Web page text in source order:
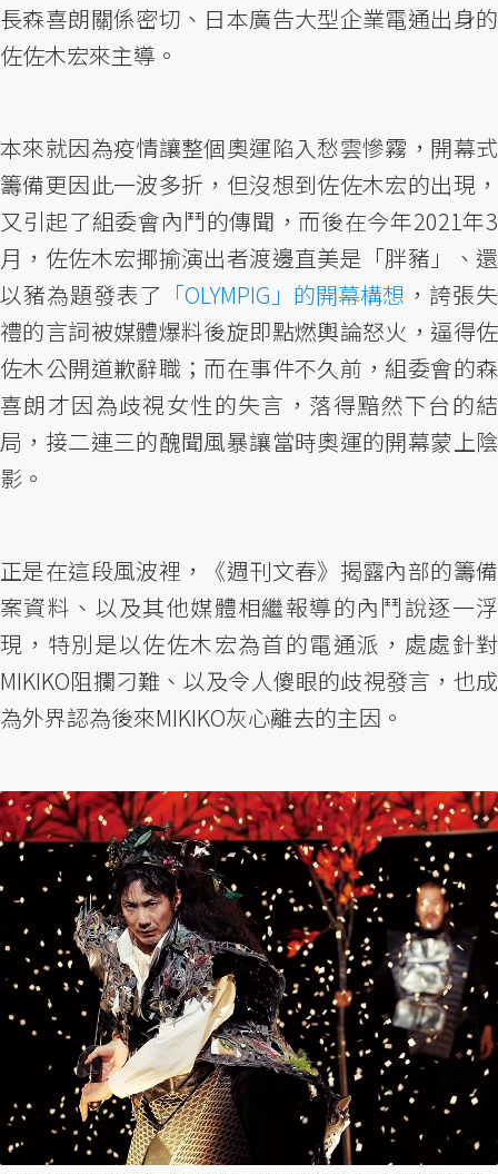
長森喜朗關係密切、日本廣告大型企業電通出身的
佐佐木宏來主導。
本來就因為疫情讓整個奧運陷入愁雲慘霧，開幕式
籌備更因此一波多折，但沒想到佐佐木宏的出現，
又引起了組委會內鬥的傳聞，而後在今年2021年3
月，佐佐木宏揶揄演出者渡邊直美是「胖豬」、還
以豬為題發表了 「OLYMPIG」的開幕構想 ，誇張失
禮的言詞被媒體爆料後旋即點燃輿論怒火，逼得佐
佐木公開道歉辭職；而在事件不久前，組委會的森
喜朗才因為歧視女性的失言，落得黯然下台的結
局，接二連三的醜聞風暴讓當時奧運的開幕蒙上陰
影。
正是在這段風波裡，《週刊文春》揭露內部的籌備
案資料、以及其他媒體相繼報導的內鬥說逐一浮
現，特別是以佐佐木宏為首的電通派，處處針對
MIKIKO阻攔刁難、以及令人傻眼的歧視發言，也成
為外界認為後來MIKIKO灰心離去的主因。